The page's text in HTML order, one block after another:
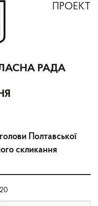
ПРОЕКТ
РАДА
Полтавської
скликання